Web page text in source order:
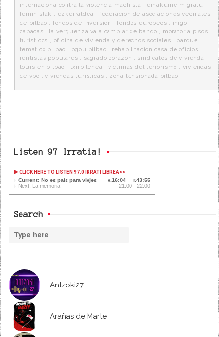
internaciona contra la violencia machista ,emakume migratu
feministak , ezkerraldea , federacion de asociaciones vecinales
de bilbao , fondos de inversion ,fondos europeos , iñigo
cabacas , la verguenza va a cambiar de bando , moratoria pisos
turisticos , oficina de vivienda y derechos sociales , parque
tematico bilbao , pgou bilbao , rehabilitacion casa de oficios ,
rentistas populares , sagrado corazon , sindicatos de vivienda ,
tours en bilbao , txirbilenea , victimas del terrorismo , viviendas
de vpo ,viviendas turisticas , zona tensionada bilbao
Listen 97 Irratia!
CLICK HERE TO LISTEN 97.0 IRRATI LIBREA>>
Current: No es país para viejes 16:05
43:54
Next: La memoria
21:00 - 22:00
Search
Antzoki27
Arañas de Marte